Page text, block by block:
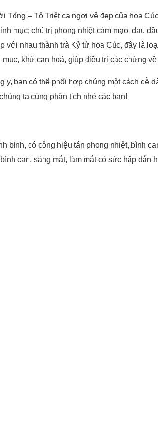
Tống – Tô Triệt ca ngợi vẻ đẹp của hoa
mục; chủ trị phong nhiệt cảm mạo, đau
nhau thành trà Kỷ tử hoa Cúc, đây là
khứ can hoả, giúp điều trị các chứng
bạn có thể phối hợp chúng một cách dễ
ta cùng phân tích nhé các bạn!
có công hiệu tán phong nhiệt, bình
can, sáng mắt, làm mắt có sức hấp dẫn